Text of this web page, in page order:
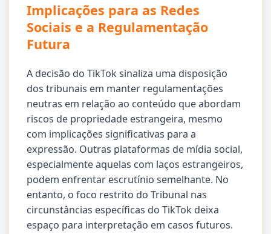
Implicações para as Redes
Sociais e a Regulamentação
Futura
A decisão do TikTok sinaliza uma disposição
dos tribunais em manter regulamentações
neutras em relação ao conteúdo que abordam
riscos de propriedade estrangeira, mesmo
com implicações significativas para a
expressão. Outras plataformas de mídia social,
especialmente aquelas com laços estrangeiros,
podem enfrentar escrutínio semelhante. No
entanto, o foco restrito do Tribunal nas
circunstâncias específicas do TikTok deixa
espaço para interpretação em casos futuros.